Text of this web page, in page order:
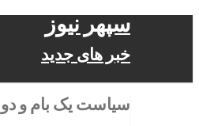
سپهر نیوز
خبر های جدید
سیاست یک بام و